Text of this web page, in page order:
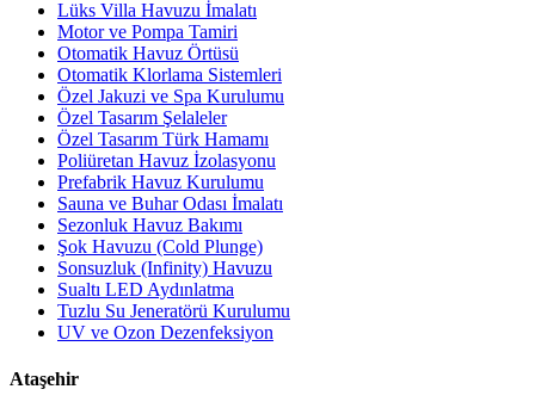
Lüks Villa Havuzu İmalatı
Motor ve Pompa Tamiri
Otomatik Havuz Örtüsü
Otomatik Klorlama Sistemleri
Özel Jakuzi ve Spa Kurulumu
Özel Tasarım Şelaleler
Özel Tasarım Türk Hamamı
Poliüretan Havuz İzolasyonu
Prefabrik Havuz Kurulumu
Sauna ve Buhar Odası İmalatı
Sezonluk Havuz Bakımı
Şok Havuzu (Cold Plunge)
Sonsuzluk (Infinity) Havuzu
Sualtı LED Aydınlatma
Tuzlu Su Jeneratörü Kurulumu
UV ve Ozon Dezenfeksiyon
Ataşehir